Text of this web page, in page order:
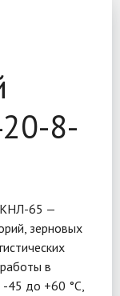
8-
65 —
зерновых
в
45 до +60 °C,